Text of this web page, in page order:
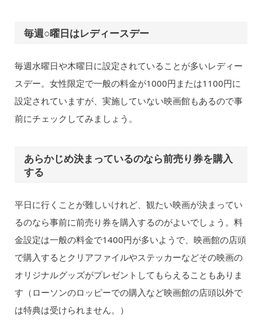
毎週○曜日はレディースデー
毎週水曜日や木曜日に設定されていることが多いレディー
スデー。女性限定で一般の料金が1000円または1100円に
設定されていますが、実施していない映画館もあるので事
前にチェックしてみましょう。
あらかじめ決まっているのなら前売り券を購入
する
平日に行くことが難しいけれど、観たい映画が決まってい
るのなら事前に前売り券を購入するのがよいでしょう。料
金設定は一般の料金で1400円が多いようで、映画館の店頭
で購入するとクリアファイルやステッカーなどその映画の
オリジナルグッズがプレゼントしてもらえることもありま
す（ローソンのロッピーでの購入など映画館の店頭以外で
は特典は受けられません。）